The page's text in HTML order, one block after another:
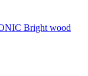
Bright wood